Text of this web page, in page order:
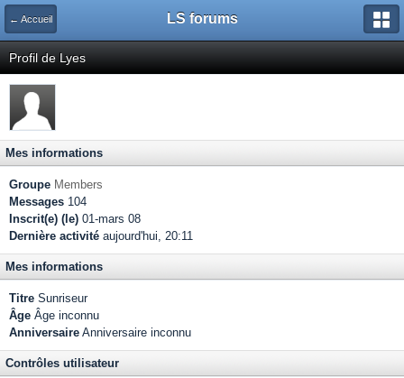
← Accueil LS forums
Profil de Lyes
Mes informations
Groupe Members
Messages 104
Inscrit(e) (le) 01-mars 08
Dernière activité aujourd'hui, 20:11
Mes informations
Titre Sunriseur
Âge Âge inconnu
Anniversaire Anniversaire inconnu
Contrôles utilisateur